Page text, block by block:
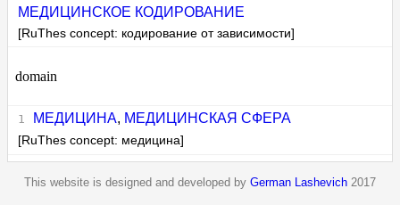
МЕДИЦИНСКОЕ КОДИРОВАНИЕ
[RuThes concept: кодирование от зависимости]
domain
МЕДИЦИНА, МЕДИЦИНСКАЯ СФЕРА
[RuThes concept: медицина]
This website is designed and developed by German Lashevich 2017